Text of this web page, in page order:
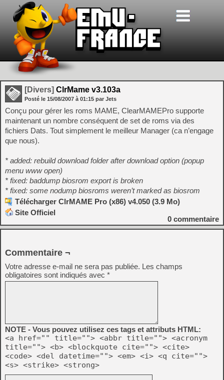
[Divers] ClrMame v3.103a
Posté le 15/08/2007 à 01:15 par Jets
Conçu pour gérer les roms MAME, ClearMAMEPro supporte
maintenant un nombre conséquent de set de roms via des
fichiers Dats. Tout simplement le meilleur Manager (ca n’engage
que nous).
* added: rebuild download folder after download option (popup
menu www open)
* fixed: baddump biosrom export is broken
* fixed: some nodump biosroms weren’t marked as biosrom
Télécharger ClrMAME Pro (x86) v4.050 (3.9 Mo)
Site Officiel
0 commentaire
Commentaire ¬
Votre adresse e-mail ne sera pas publiée. Les champs
obligatoires sont indiqués avec *
NOTE - Vous pouvez utilisez ces tags et attributs HTML:
<a href="" title=""> <abbr title=""> <acronym
title=""> <b> <blockquote cite=""> <cite>
<code> <del datetime=""> <em> <i> <q cite="">
<s> <strike> <strong>